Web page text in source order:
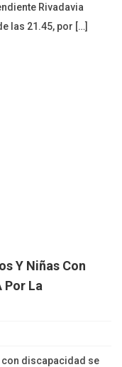
Rivadavia
las 21.45, por […]
Y Niñas Con
Por La
discapacidad se